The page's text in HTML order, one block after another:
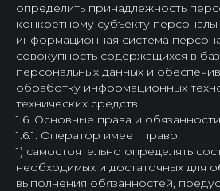
определить принадлежность
конкретному субъекту
информационная система
совокупность содержащихся в
персональных данных и
обработку информационных
технических средств.
1.6. Основные права и
1.6.1. Оператор имеет право:
1) самостоятельно определять
необходимых и достаточных для
выполнения обязанностей,